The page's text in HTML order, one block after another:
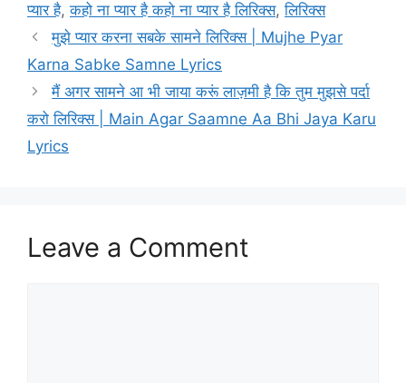
प्यार है,कहो ना प्यार है कहो ना प्यार है लिरिक्स,लिरिक्स
मुझे प्यार करना सबके सामने लिरिक्स | Mujhe Pyar
Karna Sabke Samne Lyrics
मैं अगर सामने आ भी जाया करूं लाज़मी है कि तुम मुझसे पर्दा
करो लिरिक्स | Main Agar Saamne Aa Bhi Jaya Karu
Lyrics
Leave a Comment